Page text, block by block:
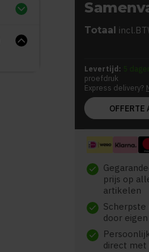
Totaal
Levertijd: 5
proefdruk
Express delivery?
OFFERTE
check
prijs op
artikelen
check Scherpste
door
check
direct met